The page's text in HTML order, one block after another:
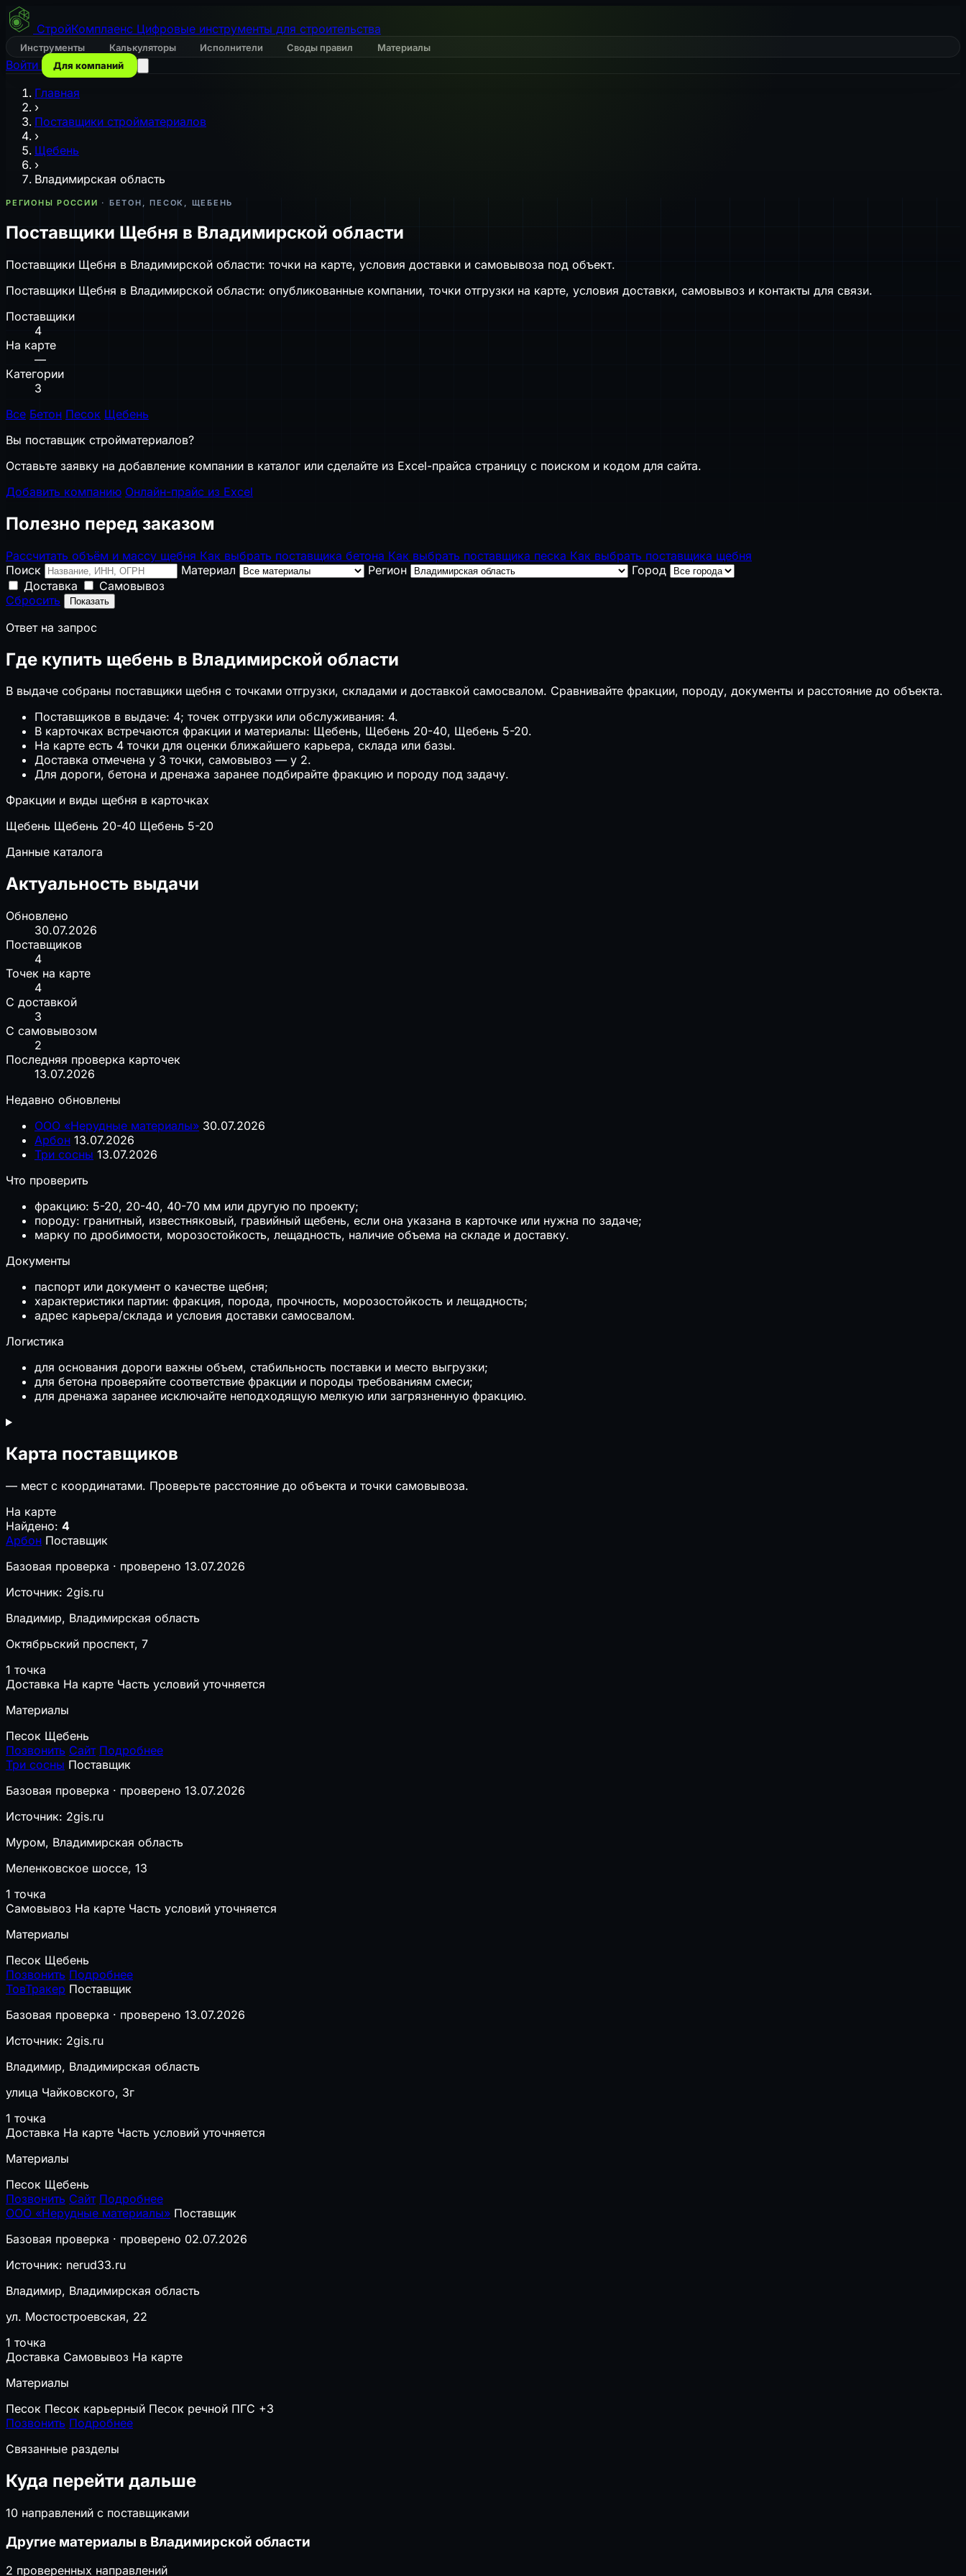
СтройКомплаенс Цифровые инструменты для строительства
Инструменты Калькуляторы Исполнители Своды правил Материалы
Войти Для компаний
Главная
›
Поставщики стройматериалов
›
Щебень
›
Владимирская область
РЕГИОНЫ РОССИИ · БЕТОН, ПЕСОК, ЩЕБЕНЬ
Поставщики Щебня в Владимирской области
Поставщики Щебня в Владимирской области: точки на карте, условия доставки и самовывоза под объект.
Поставщики Щебня в Владимирской области: опубликованные компании, точки отгрузки на карте, условия доставки, самовывоз и контакты для связи.
Поставщики
4
На карте
—
Категории
3
Все Бетон Песок Щебень
Вы поставщик стройматериалов?
Оставьте заявку на добавление компании в каталог или сделайте из Excel-прайса страницу с поиском и кодом для сайта.
Добавить компанию Онлайн-прайс из Excel
Полезно перед заказом
Рассчитать объём и массу щебня Как выбрать поставщика бетона Как выбрать поставщика песка Как выбрать поставщика щебня
Поиск
Материал Регион
Город
Доставка
Самовывоз
Сбросить
Показать
Ответ на запрос
Где купить щебень в Владимирской области
В выдаче собраны поставщики щебня с точками отгрузки, складами и доставкой самосвалом. Сравнивайте фракции, породу, документы и расстояние до объекта.
Поставщиков в выдаче: 4; точек отгрузки или обслуживания: 4.
В карточках встречаются фракции и материалы: Щебень, Щебень 20-40, Щебень 5-20.
На карте есть 4 точки для оценки ближайшего карьера, склада или базы.
Доставка отмечена у 3 точки, самовывоз — у 2.
Для дороги, бетона и дренажа заранее подбирайте фракцию и породу под задачу.
Фракции и виды щебня в карточках
Щебень Щебень 20-40 Щебень 5-20
Данные каталога
Актуальность выдачи
Обновлено
30.07.2026
Поставщиков
4
Точек на карте
4
С доставкой
3
С самовывозом
2
Последняя проверка карточек
13.07.2026
Недавно обновлены
ООО «Нерудные материалы» 30.07.2026
Арбон 13.07.2026
Три сосны 13.07.2026
Что проверить
фракцию: 5-20, 20-40, 40-70 мм или другую по проекту;
породу: гранитный, известняковый, гравийный щебень, если она указана в карточке или нужна по задаче;
марку по дробимости, морозостойкость, лещадность, наличие объема на складе и доставку.
Документы
паспорт или документ о качестве щебня;
характеристики партии: фракция, порода, прочность, морозостойкость и лещадность;
адрес карьера/склада и условия доставки самосвалом.
Логистика
для основания дороги важны объем, стабильность поставки и место выгрузки;
для бетона проверяйте соответствие фракции и породы требованиям смеси;
для дренажа заранее исключайте неподходящую мелкую или загрязненную фракцию.
Карта поставщиков
— мест с координатами. Проверьте расстояние до объекта и точки самовывоза.
На карте
Найдено: 4
Арбон Поставщик
Базовая проверка · проверено 13.07.2026
Источник: 2gis.ru
Владимир, Владимирская область
Октябрьский проспект, 7
1 точка
Доставка На карте Часть условий уточняется
Материалы
Песок Щебень
Позвонить Сайт Подробнее
Три сосны Поставщик
Базовая проверка · проверено 13.07.2026
Источник: 2gis.ru
Муром, Владимирская область
Меленковское шоссе, 13
1 точка
Самовывоз На карте Часть условий уточняется
Материалы
Песок Щебень
Позвонить Подробнее
ТовТракер Поставщик
Базовая проверка · проверено 13.07.2026
Источник: 2gis.ru
Владимир, Владимирская область
улица Чайковского, 3г
1 точка
Доставка На карте Часть условий уточняется
Материалы
Песок Щебень
Позвонить Сайт Подробнее
ООО «Нерудные материалы» Поставщик
Базовая проверка · проверено 02.07.2026
Источник: nerud33.ru
Владимир, Владимирская область
ул. Мостостроевская, 22
1 точка
Доставка Самовывоз На карте
Материалы
Песок Песок карьерный Песок речной ПГС +3
Позвонить Подробнее
Связанные разделы
Куда перейти дальше
10 направлений с поставщиками
Другие материалы в Владимирской области
2 проверенных направлений